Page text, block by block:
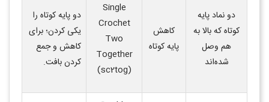
دو نماد پایه
کوتاه که بالا به
هم وصل
شده‌اند
کاهش
پایه کوتاه
Single
Crochet
Two
Together
(sc2tog)
دو پایه کوتاه را
یکی کردن؛ برای
کاهش و جمع
کردن بافت.